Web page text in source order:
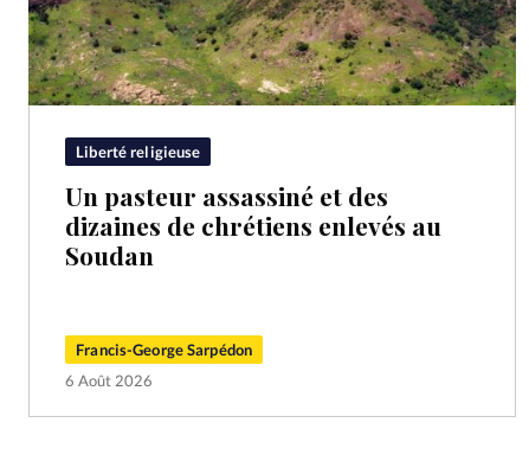
Liberté religieuse
Un pasteur assassiné et des
dizaines de chrétiens enlevés au
Soudan
Francis-George Sarpédon
6 Août 2026